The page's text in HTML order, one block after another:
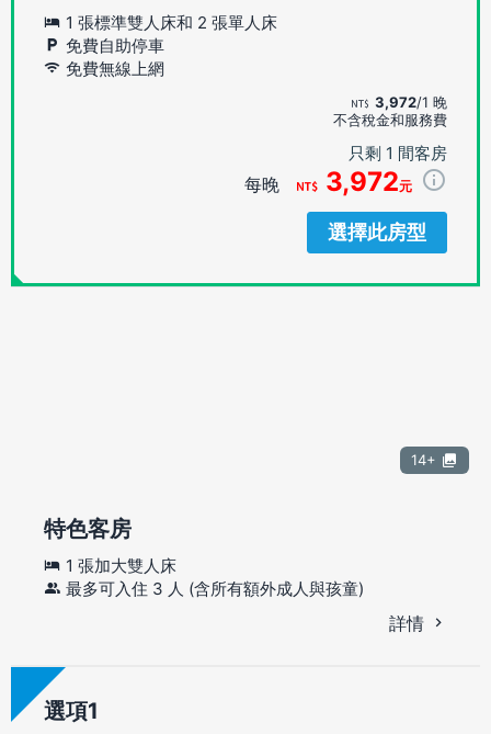
1 張標準雙人床和 2 張單人床
免費自助停車
免費無線上網
3,972/1 晚
不含稅金和服務費
只剩 1 間客房
每晚 3,972元
選擇此房型
14+
特色客房
1 張加大雙人床
最多可入住 3 人 (含所有額外成人與孩童)
詳情
選項